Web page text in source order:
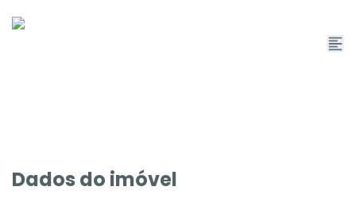
Dados do imóvel